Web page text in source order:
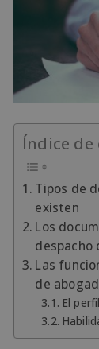
Índice
Tipos de
existen
Los
despacho
Las
de
El